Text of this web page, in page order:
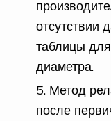
отсутствии
таблицы
диаметра.
Метод
после